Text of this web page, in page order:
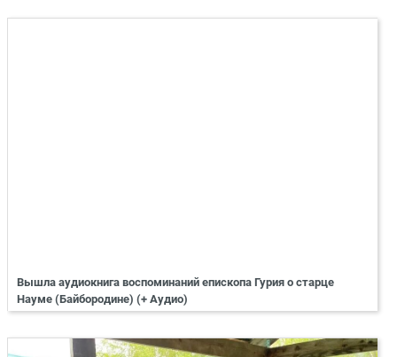
Вышла аудиокнига воспоминаний епископа Гурия о старце
Науме (Байбородине) (+ Аудио)